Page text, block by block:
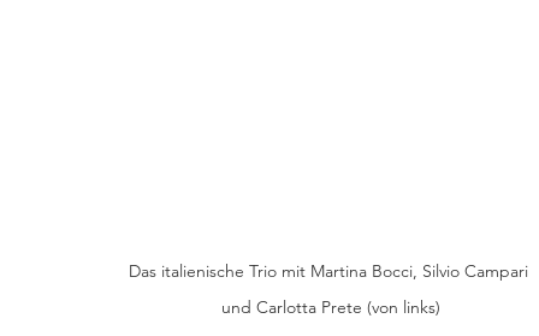
Das italienische Trio mit Martina Bocci, Silvio Campari
und Carlotta Prete (von links)